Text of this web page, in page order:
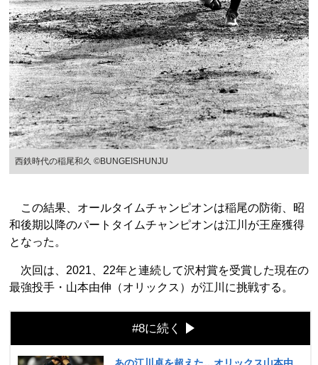
西鉄時代の稲尾和久 ©BUNGEISHUNJU
この結果、オールタイムチャンピオンは稲尾の防衛、昭
和後期以降のパートタイムチャンピオンは江川が王座獲得
となった。
次回は、2021、22年と連続して沢村賞を受賞した現在の
最強投手・山本由伸（オリックス）が江川に挑戦する。
#8に続く